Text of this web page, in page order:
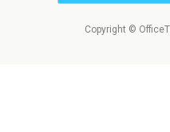
Copyright ©